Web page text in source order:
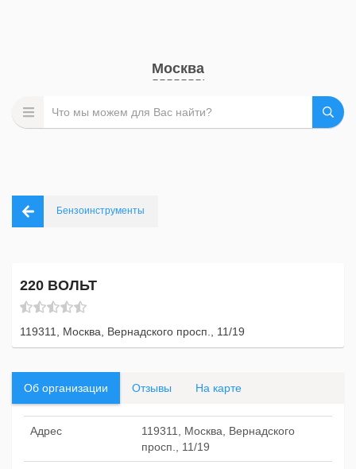
Москва
Бензоинструменты
220 ВОЛЬТ
119311, Москва, Вернадского просп., 11/19
Об организации Отзывы На карте
Адрес
119311, Москва, Вернадского
просп., 11/19